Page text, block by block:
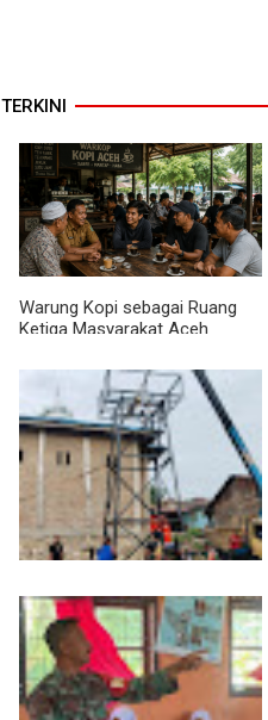
Warung Kopi sebagai Ruang
Ketiga Masyarakat Aceh
Progres TNI AD Manunggal Air
Dikebut, Babinsa dan Warga
Dirikan Tower Polytank di
Belegen Mulia